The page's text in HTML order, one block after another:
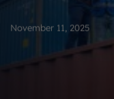
November 11, 2025